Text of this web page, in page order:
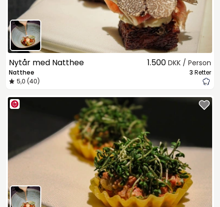
Nytår med Natthee
Natthee
5,0 (40)
1.500 DKK / Person
3 Retter